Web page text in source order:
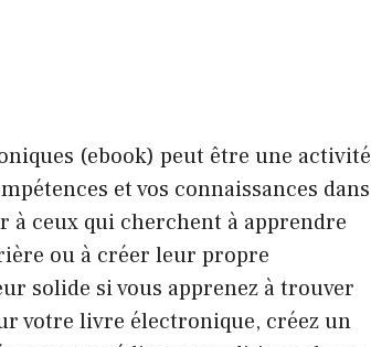
(ebook) peut être une activité
et vos connaissances dans
à ceux qui cherchent à apprendre
ou à créer leur propre
solide si vous apprenez à trouver
votre livre électronique, créez un